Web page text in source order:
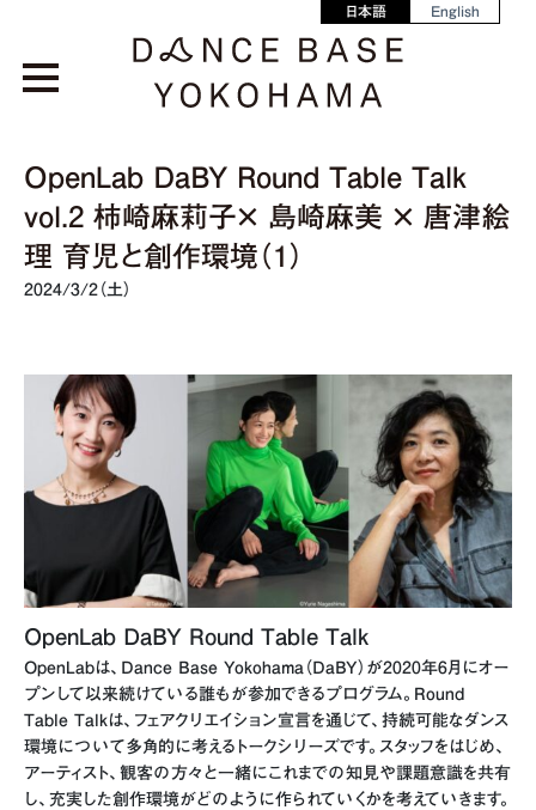
日本語 English
OpenLab DaBY Round Table Talk
vol.2 柿崎麻莉子× 島崎麻美 × 唐津絵
理 育児と創作環境（1）
2024/3/2（土）
OpenLab DaBY Round Table Talk
OpenLabは、Dance Base Yokohama（DaBY）が2020年6月にオー
プンして以来続けている誰もが参加できるプログラム。Round
Table Talkは、フェアクリエイション宣言を通じて、持続可能なダンス
環境について多角的に考えるトークシリーズです。スタッフをはじめ、
アーティスト、観客の方々と一緒にこれまでの知見や課題意識を共有
し、充実した創作環境がどのように作られていくかを考えていきます。